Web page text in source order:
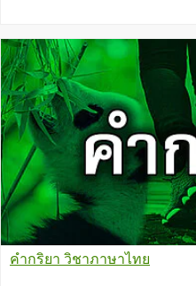
คำกริยา วิชาภาษาไทย